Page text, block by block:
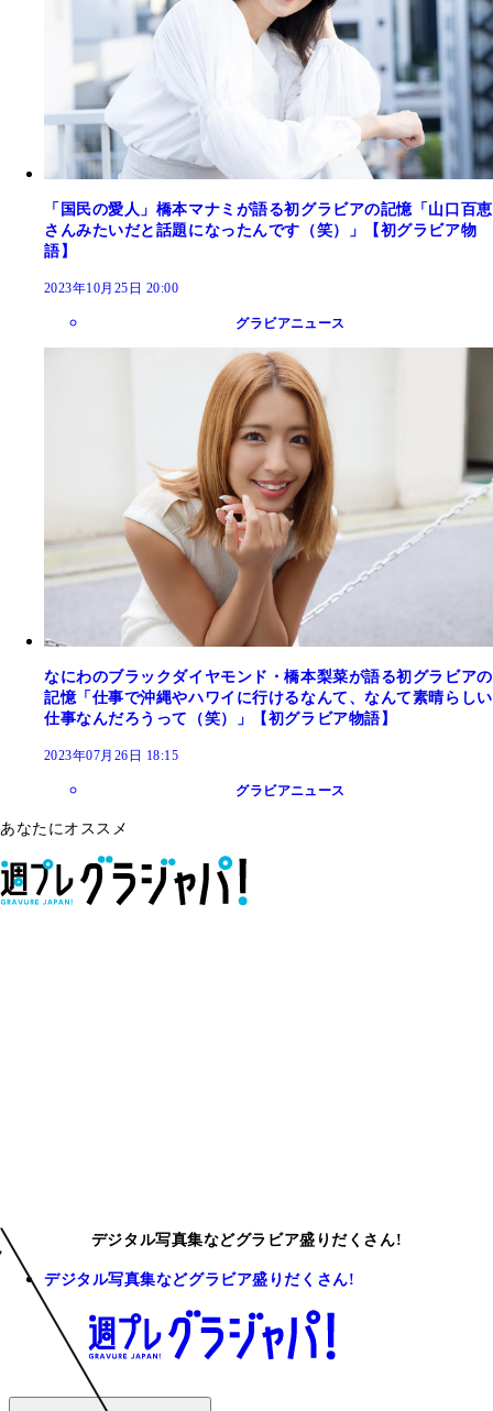
「国民の愛人」橋本マナミが語る初グラビアの記憶「山口百恵
さんみたいだと話題になったんです（笑）」【初グラビア物
語】
2023年10月25日 20:00
グラビアニュース
なにわのブラックダイヤモンド・橋本梨菜が語る初グラビアの
記憶「仕事で沖縄やハワイに行けるなんて、なんて素晴らしい
仕事なんだろうって（笑）」【初グラビア物語】
2023年07月26日 18:15
グラビアニュース
あなたにオススメ
デジタル写真集などグラビア盛りだくさん!
デジタル写真集などグラビア盛りだくさん!